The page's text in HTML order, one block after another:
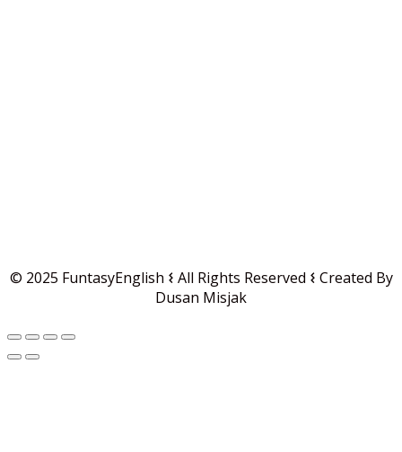
© 2025 FuntasyEnglish 𐌔 All Rights Reserved 𐌔 Created By
Dusan Misjak